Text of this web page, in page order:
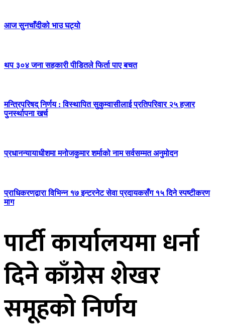
आज सुनचाँदीको भाउ घट्यो
थप ३०४ जना सहकारी पीडितले फिर्ता पाए बचत
मन्त्रिपरिषद् निर्णय : विस्थापित सुकुम्वासीलाई प्रतिपरिवार २५ हजार
पुनर्स्थापना खर्च
प्रधानन्यायाधीशमा मनोजकुमार शर्माको नाम सर्वसम्मत अनुमोदन
प्राधिकरणद्वारा विभिन्न १७ इन्टरनेट सेवा प्रदायकसँग १५ दिने स्पष्टीकरण
माग
पार्टी कार्यालयमा धर्ना
दिने काँग्रेस शेखर
समूहको निर्णय